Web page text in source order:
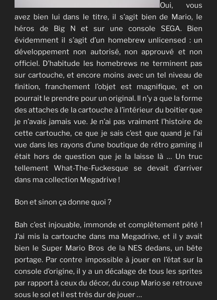
Oui, vous
avez bien lui dans le titre, il s’agit bien de Mario, le
héros de Big N et sur une console SEGA. Bien
évidemment il s’agit d’un homebrew unlicensed : un
développement non autorisé, non approuvé et non
officiel. D’habitude les homebrews ne terminent pas
sur cartouche, et encore moins avec un tel niveau de
finition, franchement l’objet est magnifique, et on
pourrait le prendre pour un original. Il n’y a que la forme
des attaches de la cartouche à l’intérieur du boitier que
je n’avais jamais vue. Je n’ai pas vraiment l’histoire de
cette cartouche, ce que je sais c’est que quand je l’ai
vue dans les rayons d’une boutique de rétro gaming il
était hors de question que je la laisse là … Un truc
tellement What-The-Fuckesque se devait d’arriver
dans ma collection Megadrive !
Bon et sinon ça donne quoi ?
Bah c’est injouable, immonde et complètement pété !
J’ai mis la cartouche dans ma Megadrive, et il y avait
bien le Super Mario Bros de la NES dedans, un bête
portage. Par contre impossible à jouer en l’état sur la
console d’origine, il y a un décalage de tous les sprites
par rapport à ceux du décor, du coup Mario se retrouve
sous le sol et il est très dur de jouer …